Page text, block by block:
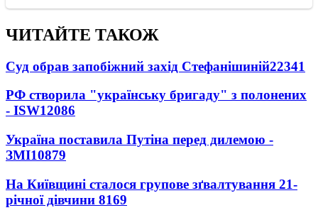
ЧИТАЙТЕ ТАКОЖ
Суд обрав запобіжний захід Стефанішиній22341
РФ створила "українську бригаду" з полонених
- ISW12086
Україна поставила Путіна перед дилемою -
ЗМІ10879
На Київщині сталося групове зґвалтування 21-
річної дівчини 8169